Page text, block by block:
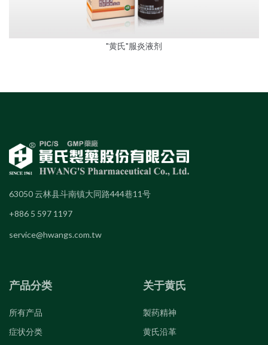
"黄氏"服炎液剂
63050 云林县斗南镇大同路444巷11号
+886 5 597 1197
service@hwangs.com.tw
产品分类
所有产品
症状分类
关于黄氏
製药精神
黄氏沿革